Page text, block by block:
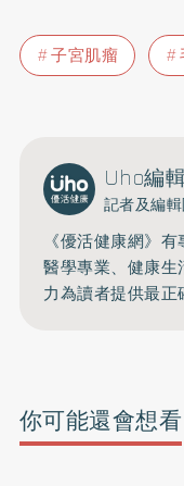
子宮肌瘤
Uho編
記者及編
《優活健康網》
醫學專業、健康
力為讀者提供最正
你可能還會想看